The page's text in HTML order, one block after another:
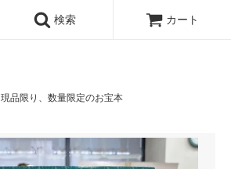
検索 カート
現品限り、数量限定のお宝本